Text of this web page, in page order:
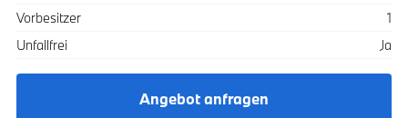
Vorbesitzer
1
Unfallfrei
Ja
Angebot anfragen